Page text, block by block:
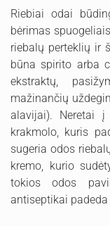
Riebiai odai
bėrimas
riebalų perteklių ir
būna spirito arba
ekstraktų,
mažinančių
alavijai). Neretai
krakmolo, kuris
sugeria odos
kremo, kurio
tokios odos
antiseptikai